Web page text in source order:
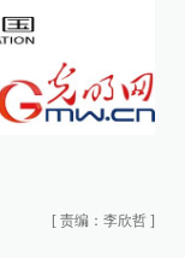
[ 责编：李欣哲 ]